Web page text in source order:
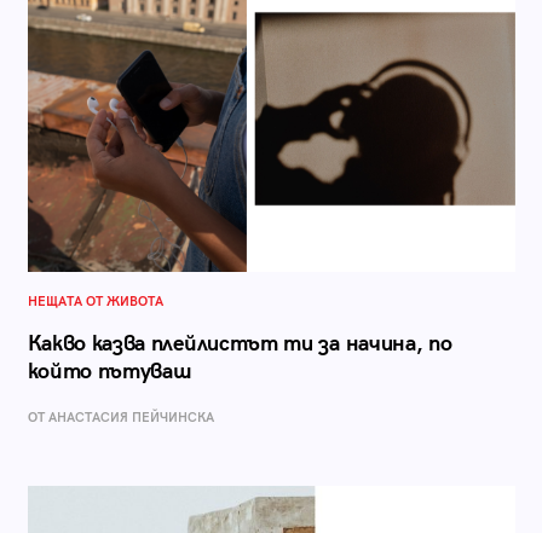
НЕЩАТА ОТ ЖИВОТА
Какво казва плейлистът ти за начина, по
който пътуваш
ОТ AНАСТАСИЯ ПЕЙЧИНСКА